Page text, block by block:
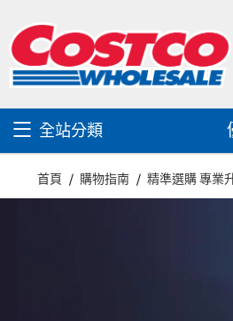
內
容
導
覽
全站分類
首頁 購物指南 精準選購 專業